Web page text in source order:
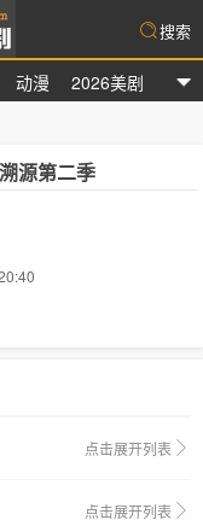
动漫 2026美剧
搜索
源第二季
点击展开列表
点击展开列表